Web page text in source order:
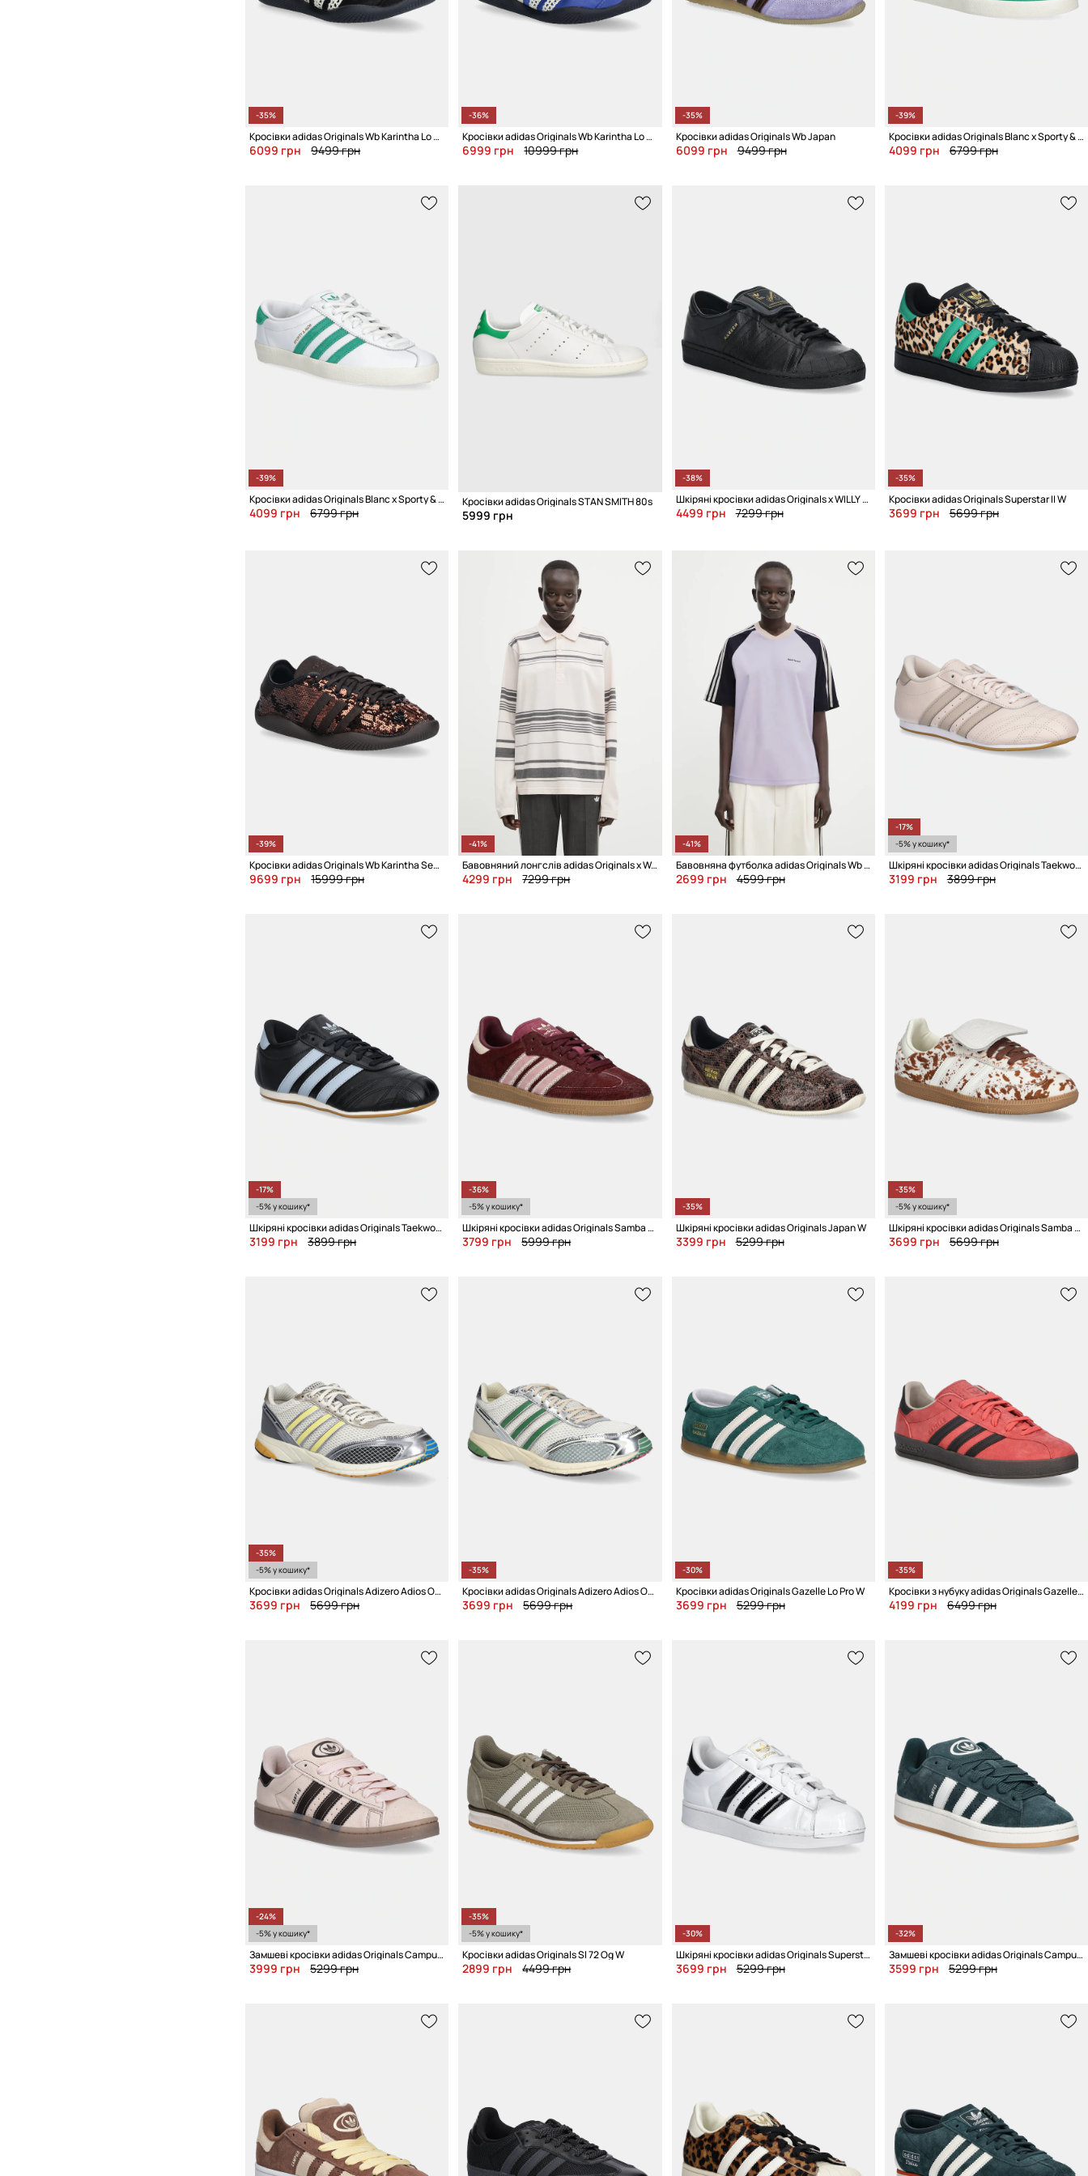
-35%
Кросівки adidas Originals Wb Karintha Lo Satin
6099 грн 9499 грн
-36%
Кросівки adidas Originals Wb Karintha Lo Satin
6999 грн 10999 грн
-35%
Кросівки adidas Originals Wb Japan
6099 грн 9499 грн
-39%
Кросівки adidas Originals Blanc x Sporty & Rich
4099 грн 6799 грн
-39%
Кросівки adidas Originals Blanc x Sporty & Rich
4099 грн 6799 грн
Кросівки adidas Originals STAN SMITH 80s
5999 грн
-38%
Шкіряні кросівки adidas Originals x WILLY CHAVARRIA JABBAR LO
4499 грн 7299 грн
-35%
Кросівки adidas Originals Superstar II W
3699 грн 5699 грн
-39%
Кросівки adidas Originals Wb Karintha Sequin
9699 грн 15999 грн
-41%
Бавовняний лонгслів adidas Originals x Wales Bonner Polo
4299 грн 7299 грн
-41%
Бавовняна футболка adidas Originals Wb Cali Tee
2699 грн 4599 грн
-17%
-5% у кошику*
Шкіряні кросівки adidas Originals Taekwondo Lace
3199 грн 3899 грн
-17%
-5% у кошику*
Шкіряні кросівки adidas Originals Taekwondo Lace
3199 грн 3899 грн
-36%
-5% у кошику*
Шкіряні кросівки adidas Originals Samba OG W
3799 грн 5999 грн
-35%
Шкіряні кросівки adidas Originals Japan W
3399 грн 5299 грн
-35%
-5% у кошику*
Шкіряні кросівки adidas Originals Samba LT W
3699 грн 5699 грн
-35%
-5% у кошику*
Кросівки adidas Originals Adizero Adios OG
3699 грн 5699 грн
-35%
Кросівки adidas Originals Adizero Adios OG
3699 грн 5699 грн
-30%
Кросівки adidas Originals Gazelle Lo Pro W
3699 грн 5299 грн
-35%
Кросівки з нубуку adidas Originals Gazelle Indoor Pro
4199 грн 6499 грн
-24%
-5% у кошику*
Замшеві кросівки adidas Originals Campus 00s
3999 грн 5299 грн
-35%
-5% у кошику*
Кросівки adidas Originals Sl 72 Og W
2899 грн 4499 грн
-30%
Шкіряні кросівки adidas Originals Superstar II W
3699 грн 5299 грн
-32%
Замшеві кросівки adidas Originals Campus 00S W
3599 грн 5299 грн